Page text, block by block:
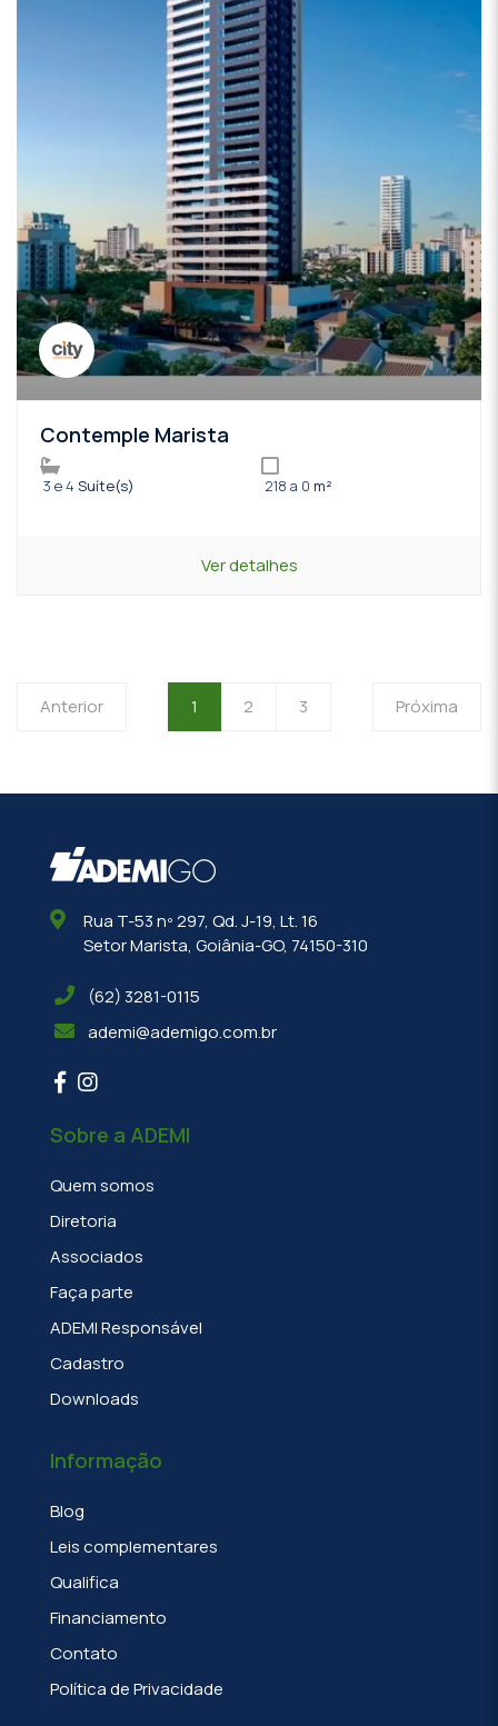
Contemple Marista
3 e 4 Suíte(s) 218 a 0 m²
Ver detalhes
Anterior 1 2 3 Próxima
Rua T-53 nº 297, Qd. J-19, Lt. 16
Setor Marista, Goiânia-GO, 74150-310
(62) 3281-0115
ademi@ademigo.com.br
Sobre a ADEMI
Quem somos
Diretoria
Associados
Faça parte
ADEMI Responsável
Cadastro
Downloads
Informação
Blog
Leis complementares
Qualifica
Financiamento
Contato
Política de Privacidade